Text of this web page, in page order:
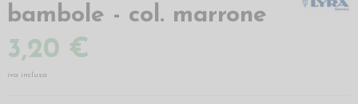
bambole - col. marrone
3,20 €
iva inclusa